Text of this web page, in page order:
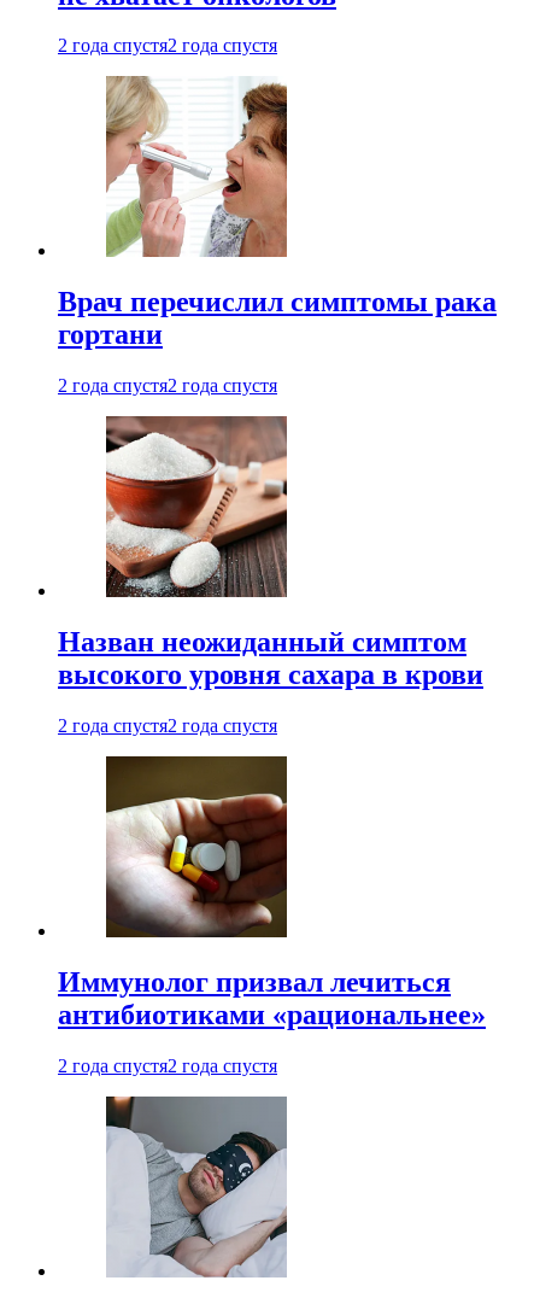
2 года спустя2 года спустя
Врач перечислил симптомы рака
гортани
2 года спустя2 года спустя
Назван неожиданный симптом
высокого уровня сахара в крови
2 года спустя2 года спустя
Иммунолог призвал лечиться
антибиотиками «рациональнее»
2 года спустя2 года спустя